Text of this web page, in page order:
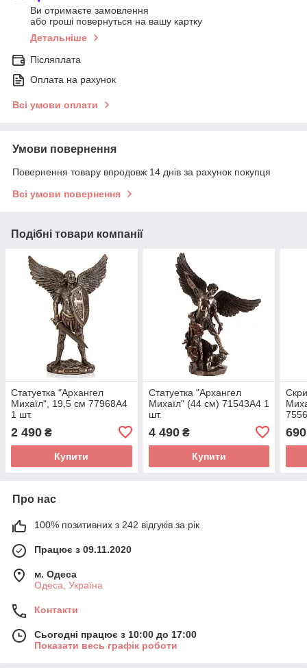
Ви отримаєте замовлення
або гроші повернуться на вашу картку
Детальніше
Післяплата
Оплата на рахунок
Всі умови оплати
Умови повернення
Повернення товару впродовж 14 днів за рахунок покупця
Всі умови повернення
Подібні товари компанії
Статуетка "Архангел
Михаїл", 19,5 см 77968A4
1 шт.
2 490 ₴
Купити
Статуетка "Архангел
Михаїл" (44 см) 71543A4 1
шт.
4 490₴
Купити
690
Про нас
100% позитивних з 242 відгуків за рік
Працює з 09.11.2020
м. Одеса
Одеса, Україна
Контакти
Сьогодні працює з 10:00 до 17:00
Показати весь графік роботи